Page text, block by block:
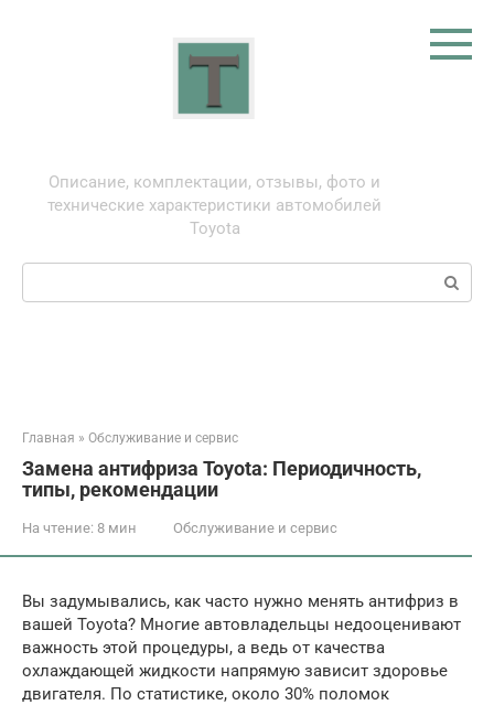
Описание, комплектации, отзывы, фото и
технические характеристики автомобилей
Toyota
Поиск:
Главная » Обслуживание и сервис
Замена антифриза Toyota: Периодичность,
типы, рекомендации
На чтение: 8 мин Обслуживание и сервис
Вы задумывались, как часто нужно менять антифриз в
вашей Toyota? Многие автовладельцы недооценивают
важность этой процедуры, а ведь от качества
охлаждающей жидкости напрямую зависит здоровье
двигателя. По статистике, около 30% поломок